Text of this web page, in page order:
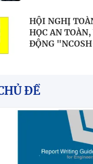
HỘI NGHỊ
HỌC AN
ĐỘNG
ĐỀ